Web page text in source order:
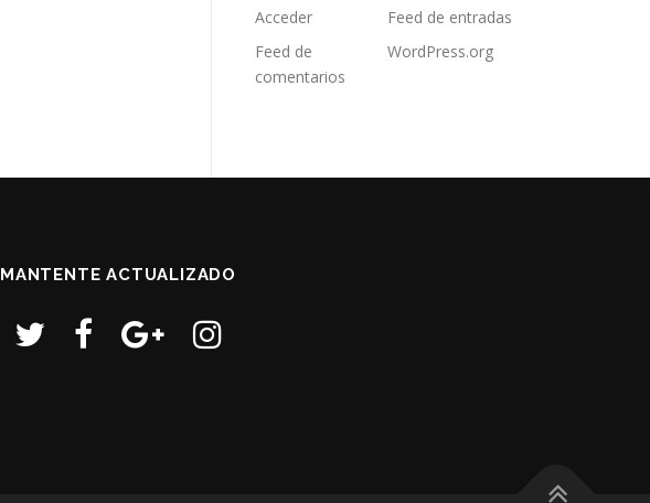
Acceder
Feed de entradas
Feed de
comentarios
WordPress.org
MANTENTE ACTUALIZADO